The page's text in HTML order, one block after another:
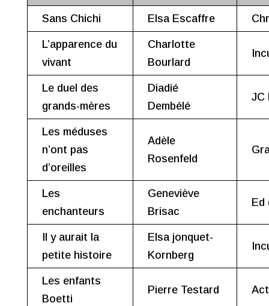
Sans Chichi Elsa Escaffre
L’apparence du
vivant
Charlotte
Bourlard
Le duel des
grands-mères
Diadié
Dembélé
JC
Les méduses
n’ont pas
d’oreilles
Adèle
Rosenfeld
Les
enchanteurs
Geneviève
Brisac
Ed
Il y aurait la
petite histoire
Elsa jonquet-
Kornberg
Les enfants
Boetti
Pierre Testard